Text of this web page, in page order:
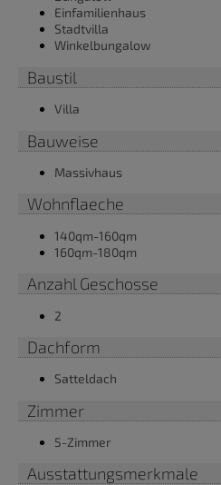
Einfamilienhaus
Stadtvilla
Winkelbungalow
Baustil
Villa
Bauweise
Massivhaus
Wohnflaeche
140qm-160qm
160qm-180qm
Anzahl Geschosse
2
Dachform
Satteldach
Zimmer
5-Zimmer
Ausstattungsmerkmale